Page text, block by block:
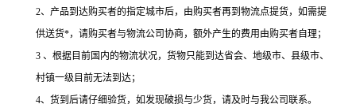
2、产品到达购买者的指定城市后，由购买者再到物流点提货，如需提
供送货*，请购买者与物流公司协商，额外产生的费用由购买者自理；
3 、根据目前国内的物流状况，货物只能到达省会、地级市、县级市、
村镇一级目前无法到达；
4、货到后请仔细验货，如发现破损与少货，请及时与我公司联系。